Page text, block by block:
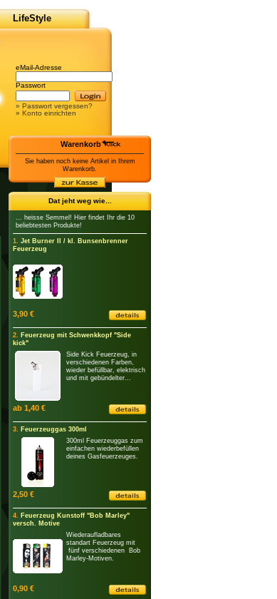
Warenkorb
Sie haben noch keine Artikel in Ihrem
Warenkorb.
Dat jeht weg wie...
... heisse Semmel! Hier findet Ihr die 10
beliebtesten Produkte!
1. Jet Burner II / kl. Bunsenbrenner
Feuerzeug
3,90 €
2. Feuerzeug mit Schwenkkopf "Side
kick"
Side Kick Feuerzeug, in
verschiedenen Farben,
wieder befüllbar, elektrisch
und mit gebündelter...
ab 1,40 €
3. Feuerzeuggas 300ml
300ml Feuerzeuggas zum
einfachen wiederbefüllen
deines Gasfeuerzeuges.
2,50 €
4. Feuerzeug Kunstoff "Bob Marley"
versch. Motive
Wiederaufladbares
standart Feuerzeug mit
fünf verschiedenen Bob
Marley-Motiven.
0,90 €
LifeStyle
eMail-Adresse
Passwort
» Passwort vergessen?
» Konto einrichten